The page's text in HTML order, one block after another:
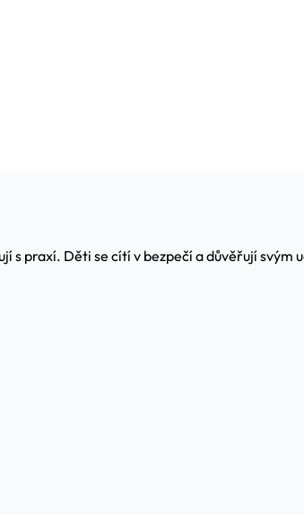
s praxí. Děti se cítí v bezpečí a důvěřují svým